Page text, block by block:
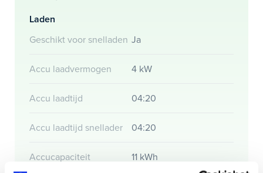
Maak snel een afspraak in de showroom of bestel hem
Laden
Geschikt voor snelladen Ja
Accu laadvermogen 4 kW
Accu laadtijd 04:20
Accu laadtijd snellader 04:20
Accucapaciteit 11 kWh